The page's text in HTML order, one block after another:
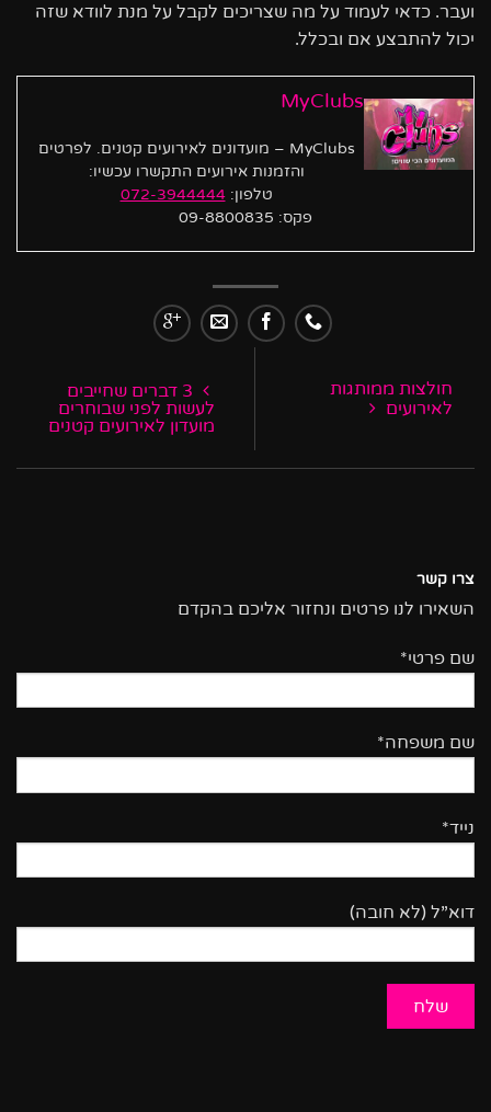
ועבר. כדאי לעמוד על מה שצריכים לקבל על מנת לוודא שזה
יכול להתבצע אם ובכלל.
MyClubs
MyClubs – מועדונים לאירועים קטנים. לפרטים
והזמנות אירועים התקשרו עכשיו:
טלפון:072-3944444
פקס: 09-8800835
3 דברים שחייבים
לעשות לפני שבוחרים
מועדון לאירועים קטנים
חולצות ממותגות
לאירועים
צרו קשר
השאירו לנו פרטים ונחזור אליכם בהקדם
שם פרטי*
שם משפחה*
נייד*
דוא”ל (לא חובה)